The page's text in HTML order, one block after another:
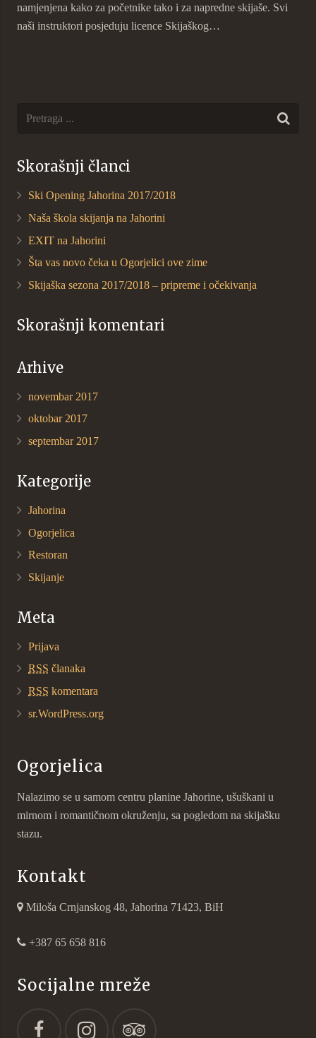
namjenjena kako za početnike tako i za napredne skijaše. Svi
naši instruktori posjeduju licence Skijaškog…
Skorašnji članci
Ski Opening Jahorina 2017/2018
Naša škola skijanja na Jahorini
EXIT na Jahorini
Šta vas novo čeka u Ogorjelici ove zime
Skijaška sezona 2017/2018 – pripreme i očekivanja
Skorašnji komentari
Arhive
novembar 2017
oktobar 2017
septembar 2017
Kategorije
Jahorina
Ogorjelica
Restoran
Skijanje
Meta
Prijava
RSS članaka
RSS komentara
sr.WordPress.org
Ogorjelica
Nalazimo se u samom centru planine Jahorine, ušuškani u
mirnom i romantičnom okruženju, sa pogledom na skijašku
stazu.
Kontakt
Miloša Crnjanskog 48, Jahorina 71423, BiH
+387 65 658 816
Socijalne mreže